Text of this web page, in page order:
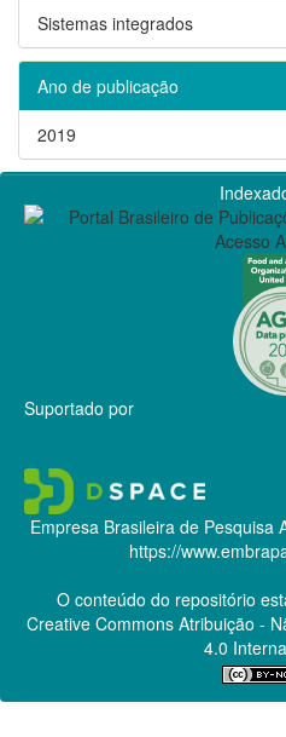
Sistemas integrados
Ano de publicação
2019
Suportado por
Empresa Brasileira de Pesquisa
https://
O conteúdo do repositório
Creative CommonsAtribuição -
4.0